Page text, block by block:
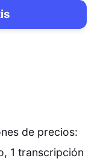
de precios:
1 transcripción